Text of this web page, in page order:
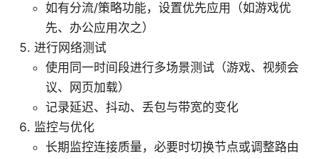
如有分流/策略功能，设置优先应用（如游戏优
先、办公应用次之）
进行网络测试
使用同一时间段进行多场景测试（游戏、视频会
议、网页加载）
记录延迟、抖动、丢包与带宽的变化
监控与优化
长期监控连接质量，必要时切换节点或调整路由